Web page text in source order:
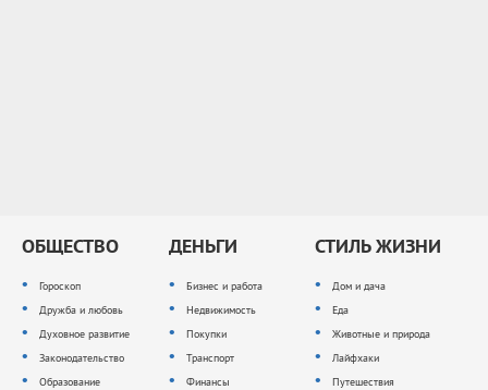
ОБЩЕСТВО
Гороскоп
Дружба и любовь
Духовное развитие
Законодательство
Образование
ДЕНЬГИ
Бизнес и работа
Недвижимость
Покупки
Транспорт
Финансы
СТИЛЬ ЖИЗНИ
Дом и дача
Еда
Животные и природа
Лайфхаки
Путешествия